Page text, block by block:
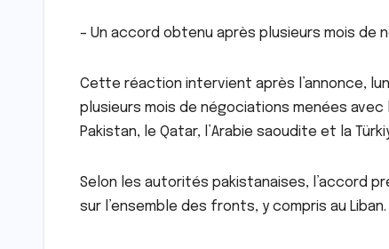
– Un accord obtenu après plusieurs mois de
Cette réaction intervient après l’annonce,
plusieurs mois de négociations menées
Pakistan, le Qatar, l’Arabie saoudite et la
Selon les autorités pakistanaises, l’accord
sur l’ensemble des fronts, y compris au Liban.